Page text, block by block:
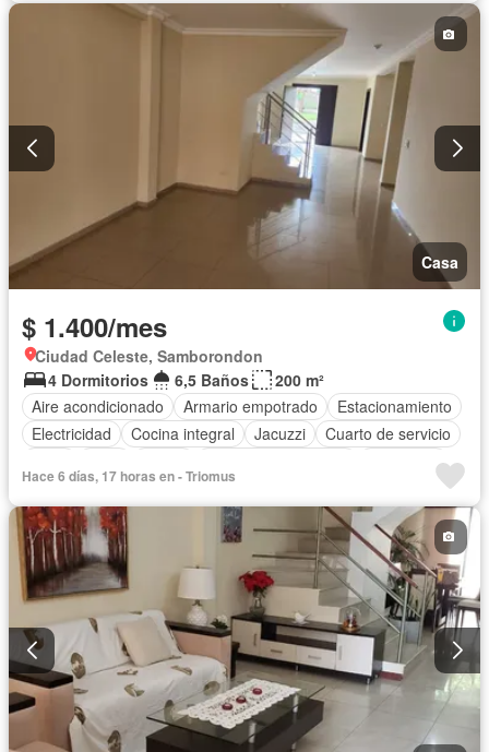
Vista panorámica
Sin amoblar
Casa
$ 1.400/mes
Ciudad Celeste, Samborondon
4 Dormitorios
6,5 Baños
200 m²
Aire acondicionado
Armario empotrado
Estacionamiento
Electricidad
Cocina integral Jacuzzi
Cuarto de servicio
Seguridad
Sin amoblar
Hace 6 días, 17 horas en - Triomus